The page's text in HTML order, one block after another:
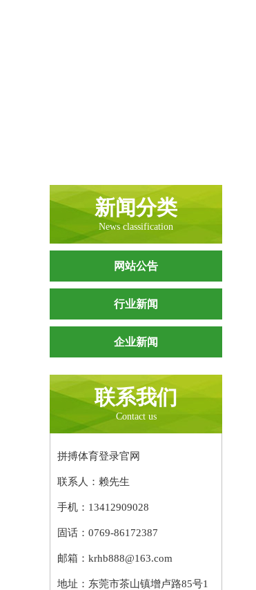
新闻分类
News classification
网站公告
行业新闻
企业新闻
联系我们
Contact us
拼搏体育登录官网
联系人：赖先生
手机：13412909028
固话： 0769-86172387
邮箱：krhb888@163.com
地址：东莞市茶山镇增卢路85号1